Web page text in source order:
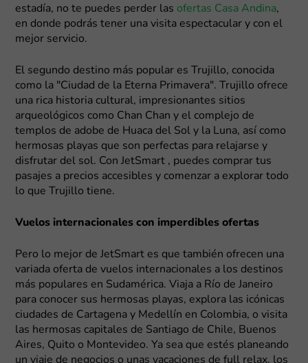
estadía, no te puedes perder las ofertas Casa Andina,
en donde podrás tener una visita espectacular y con el
mejor servicio.
El segundo destino más popular es Trujillo, conocida
como la "Ciudad de la Eterna Primavera". Trujillo ofrece
una rica historia cultural, impresionantes sitios
arqueológicos como Chan Chan y el complejo de
templos de adobe de Huaca del Sol y la Luna, así como
hermosas playas que son perfectas para relajarse y
disfrutar del sol. Con JetSmart , puedes comprar tus
pasajes a precios accesibles y comenzar a explorar todo
lo que Trujillo tiene.
Vuelos internacionales con imperdibles ofertas
Pero lo mejor de JetSmart es que también ofrecen una
variada oferta de vuelos internacionales a los destinos
más populares en Sudamérica. Viaja a Río de Janeiro
para conocer sus hermosas playas, explora las icónicas
ciudades de Cartagena y Medellín en Colombia, o visita
las hermosas capitales de Santiago de Chile, Buenos
Aires, Quito o Montevideo. Ya sea que estés planeando
un viaje de negocios o unas vacaciones de full relax, los